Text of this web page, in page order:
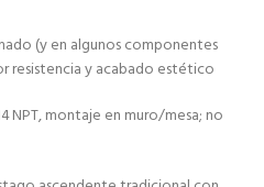
(y en algunos componentes
resistencia y acabado estético
NPT, montaje en muro/mesa; no